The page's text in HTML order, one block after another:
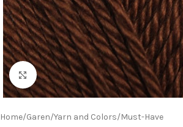
Klik om te vergroten
Home/Garen/Yarn and Colors/Must-Have